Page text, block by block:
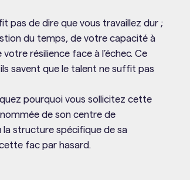
pas de dire que vous travaillez dur ;
du temps, de votre capacité à
résilience face à l’échec. Ce
savent que le talent ne suffit pas
pourquoi vous sollicitez cette
de son centre de
la structure spécifique de sa
fac par hasard.